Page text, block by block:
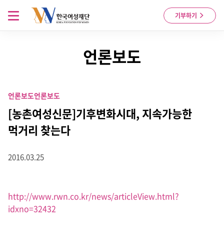
Skip to content
기부하기
메뉴 열기
언론보도
언론보도언론보도
[농촌여성신문]기후변화시대, 지속가능한
먹거리 찾는다
2016.03.25
http://www.rwn.co.kr/news/articleView.html?
idxno=32432